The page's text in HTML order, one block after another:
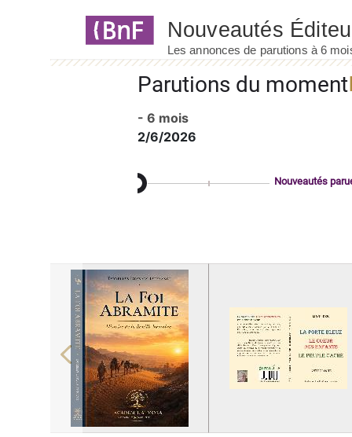
Parutions du moment
- 6 mois
2/6/2026
Nouveautés
Previous